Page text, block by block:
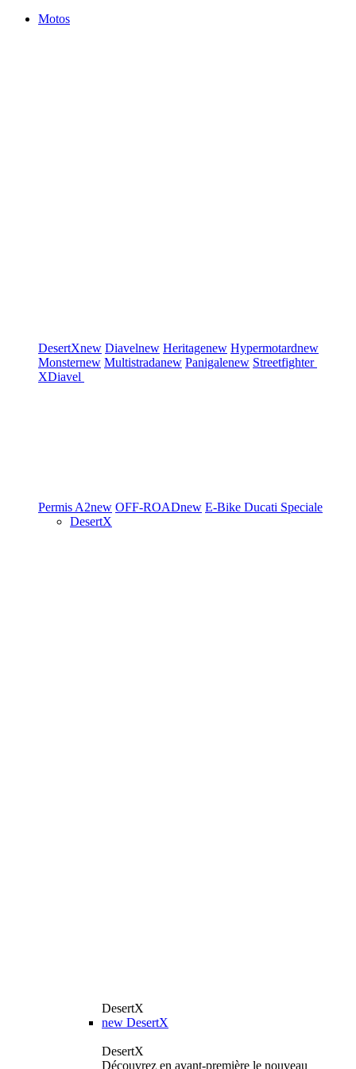
Motos
DesertXnew Diavelnew Heritagenew Hypermotardnew
Monsternew Multistradanew Panigalenew Streetfighter
XDiavel
Permis A2new OFF-ROADnew E-Bike Ducati Speciale
DesertX
DesertX
new DesertX
DesertX
Découvrez en avant-première le nouveau